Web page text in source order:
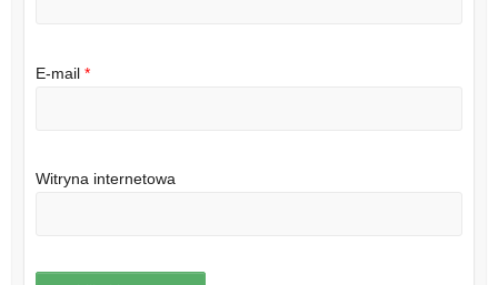
E-mail *
Witryna internetowa